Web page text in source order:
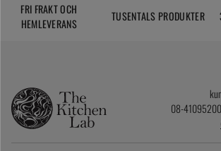
FRI FRAKT OCH
HEMLEVERANS
TUSENTALS PRODUKTER
08-